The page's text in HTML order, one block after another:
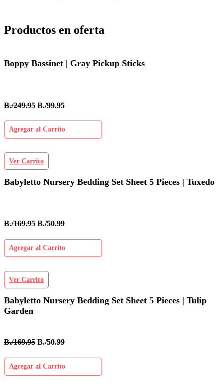
Productos en oferta
Boppy Bassinet | Gray Pickup Sticks
B./249.95 B./99.95
Agregar al Carrito
Ver Carrito
Babyletto Nursery Bedding Set Sheet 5 Pieces | Tuxedo
B./169.95 B./50.99
Agregar al Carrito
Ver Carrito
Babyletto Nursery Bedding Set Sheet 5 Pieces | Tulip
Garden
B./169.95 B./50.99
Agregar al Carrito